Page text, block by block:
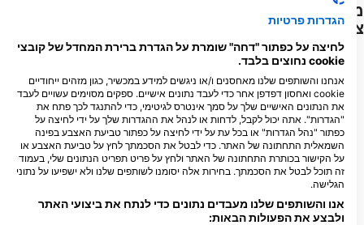
מרכזי צלילה המספקים שירותים לאתר
צלילה זה
ATELIER DE LA MER
Port de la Pointe Rouge, 13008
MARSEILLE, צָרְפַת
CIP Marseille
MARSEILLE, צָרְפַת
הגדרות פרטיות
לחיצה על כפתור "דחה" שומרת על הגדרת ברירת המחדל של קובצי
cookie נחוצים בלבד.
אנחנו והשותפים שלנו מאחסנים ו/או ניגשים למידע במכשיר, כגון מזהים ייחודיים
cookie ואחסון דפדפן אחר כדי לעבד נתונים אישיים. ספקים מסוימים עשויים לעבד
את הנתונים האישיים שלך על סמך אינטרס לגיטימי, כדי להתנגד לכך פתח את
"הגדרות". אתה יכול לקבל, לדחות או לנהל את ההגדרות שלך על ידי לחיצה על
כפתור "נהל הגדרות" או בכל עת על ידי לחיצה על כפתור טביעת האצבע בפינה
השמאלית התחתונה של האתר. כדי לבטל את הסכמתך לחץ על טביעת האצבע או
על הקישור בכותרת התחתונה של האתר ולחץ על פריט תפריט הנתונים שלי, בעמוד
זה תוכל לבטל את הסכמתך. בחירות אלה יסומנו לשותפים שלנו ולא ישפיעו על נתוני
הגלישה.
אנו והשותפים שלנו מעבדים נתונים כדי לנתח את ביצועי האתר
ולבצע את הפעולות הבאות: